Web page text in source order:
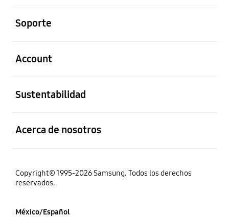
Soporte
Account
Sustentabilidad
Acerca de nosotros
Copyright© 1995-2026 Samsung. Todos los derechos
reservados.
México/Español